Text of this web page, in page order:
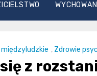
międzyludzkie , Zdrowie
z